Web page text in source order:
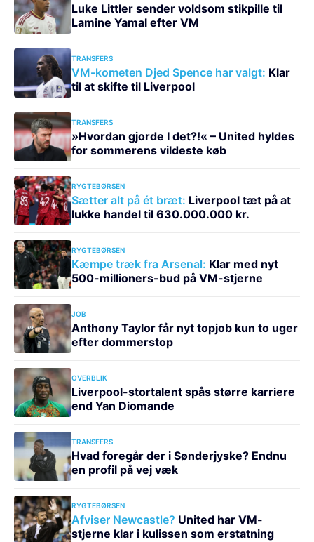
Luke Littler sender voldsom stikpille til
Lamine Yamal efter VM
TRANSFERS
VM-kometen Djed Spence har valgt: Klar
til at skifte til Liverpool
TRANSFERS
»Hvordan gjorde I det?!« – United hyldes
for sommerens vildeste køb
RYGTEBØRSEN
Sætter alt på ét bræt: Liverpool tæt på at
lukke handel til 630.000.000 kr.
RYGTEBØRSEN
Kæmpe træk fra Arsenal: Klar med nyt
500-millioners-bud på VM-stjerne
JOB
Anthony Taylor får nyt topjob kun to uger
efter dommerstop
OVERBLIK
Liverpool-stortalent spås større karriere
end Yan Diomande
TRANSFERS
Hvad foregår der i Sønderjyske? Endnu
en profil på vej væk
RYGTEBØRSEN
Afviser Newcastle? United har VM-
stjerne klar i kulissen som erstatning